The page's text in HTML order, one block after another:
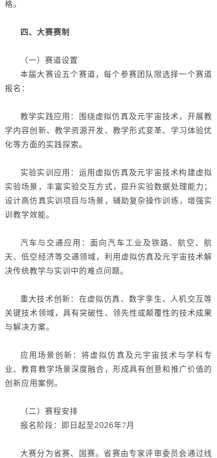
格。
四、大赛赛制
（一）赛道设置
本届大赛设五个赛道，每个参赛团队限选择一个赛道
报名：
教学实践应用：围绕虚拟仿真及元宇宙技术，开展教
学内容创新、教学资源开发、教学形式变革、学习体验优
化等方面的实践探索。
实验实训应用：运用虚拟仿真及元宇宙技术构建虚拟
实验场景，丰富实验交互方式，提升实验数据处理能力；
设计高仿真实训项目与场景，辅助复杂操作训练，增强实
训教学效能。
汽车与交通应用：面向汽车工业及铁路、航空、航
天、低空经济等交通领域，利用虚拟仿真及元宇宙技术解
决传统教学与实训中的难点问题。
重大技术创新：在虚拟仿真、数字孪生、人机交互等
关键技术领域，具有突破性、领先性或颠覆性的技术成果
与解决方案。
应用场景创新：将虚拟仿真及元宇宙技术与学科专
业、教育教学场景深度融合，形成具有创意和推广价值的
创新应用案例。
（二）赛程安排
报名阶段：即日起至2026年7月
大赛分为省赛、国赛。省赛由专家评审委员会通过线